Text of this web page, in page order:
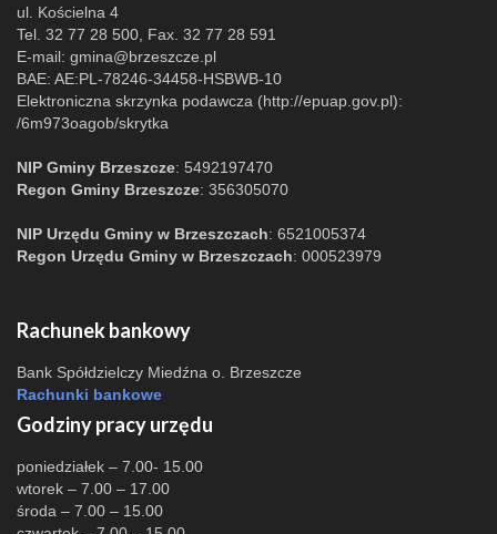
ul. Kościelna 4
Tel. 32 77 28 500, Fax. 32 77 28 591
E-mail: gmina@brzeszcze.pl
BAE: AE:PL-78246-34458-HSBWB-10
Elektroniczna skrzynka podawcza (http://epuap.gov.pl):
/6m973oagob/skrytka
NIP Gminy Brzeszcze: 5492197470
Regon Gminy Brzeszcze: 356305070
NIP Urzędu Gminy w Brzeszczach: 6521005374
Regon Urzędu Gminy w Brzeszczach: 000523979
Rachunek bankowy
Bank Spółdzielczy Miedźna o. Brzeszcze
Rachunki bankowe
Godziny pracy urzędu
poniedziałek – 7.00- 15.00
wtorek – 7.00 – 17.00
środa – 7.00 – 15.00